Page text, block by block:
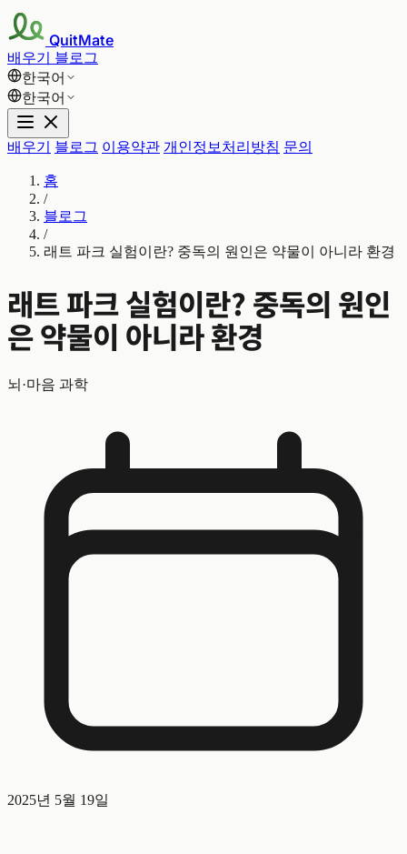
QuitMate
배우기 블로그
한국어
한국어
배우기 블로그 이용약관 개인정보처리방침 문의
홈
/
블로그
/
래트 파크 실험이란? 중독의 원인은 약물이 아니라 환경
래트 파크 실험이란? 중독의 원인
은 약물이 아니라 환경
뇌·마음 과학
2025년 5월 19일